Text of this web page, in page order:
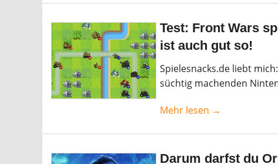
Test: Front Wars
ist auch gut so!
Spielesnacks.de liebt
süchtig machenden
Mehr lesen →
Darum darfst du